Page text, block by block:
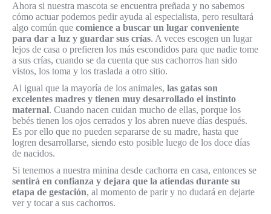
Ahora si nuestra mascota se encuentra preñada y no sabemos
cómo actuar podemos pedir ayuda al especialista, pero resultará
algo común que comience a buscar un lugar conveniente
para dar a luz y guardar sus crías. A veces escogen un lugar
lejos de casa o prefieren los más escondidos para que nadie tome
a sus crías, cuando se da cuenta que sus cachorros han sido
vistos, los toma y los traslada a otro sitio.
Al igual que la mayoría de los animales, las gatas son
excelentes madres y tienen muy desarrollado el instinto
maternal. Cuando nacen cuidan mucho de ellas, porque los
bebés tienen los ojos cerrados y los abren nueve días después.
Es por ello que no pueden separarse de su madre, hasta que
logren desarrollarse, siendo esto posible luego de los doce días
de nacidos.
Si tenemos a nuestra minina desde cachorra en casa, entonces se
sentirá en confianza y dejara que la atiendas durante su
etapa de gestación, al momento de parir y no dudará en dejarte
ver y tocar a sus cachorros.